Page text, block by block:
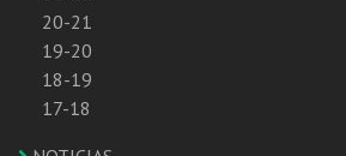
20-21
19-20
18-19
17-18